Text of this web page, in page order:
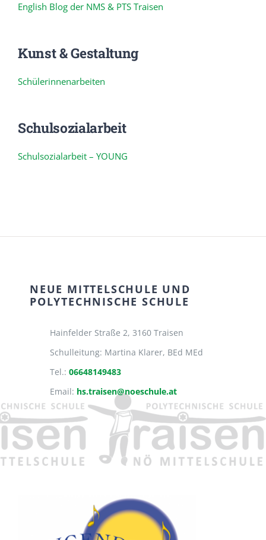
English Blog der NMS & PTS Traisen
Kunst & Gestaltung
Schülerinnenarbeiten
Schulsozialarbeit
Schulsozialarbeit – YOUNG
NEUE MITTELSCHULE UND
POLYTECHNISCHE SCHULE
Hainfelder Straße 2, 3160 Traisen
Schulleitung: Martina Klarer, BEd MEd
Tel.: 06648149483
Email: hs.traisen@noeschule.at